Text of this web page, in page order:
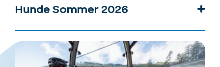
Hunde Sommer 2026